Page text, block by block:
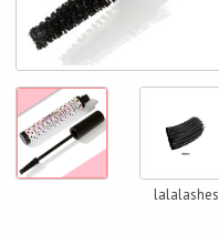
lalalashes